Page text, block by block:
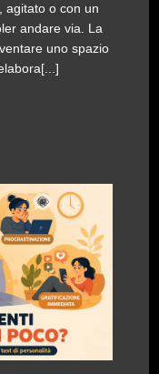
agitato o con un
andare via. La
uno spazio